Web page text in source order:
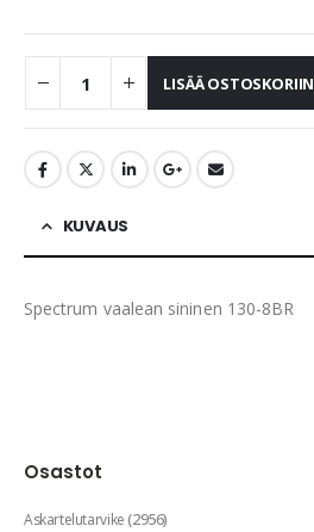
LISÄÄ OSTOSKORIIN
KUVAUS
Spectrum vaalean sininen 130-8BR
Osastot
Askartelutarvike(2956)